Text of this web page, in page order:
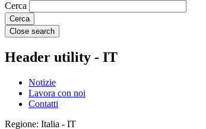
Cerca
Close search
Header utility - IT
Notizie
Lavora con noi
Contatti
Regione: Italia - IT